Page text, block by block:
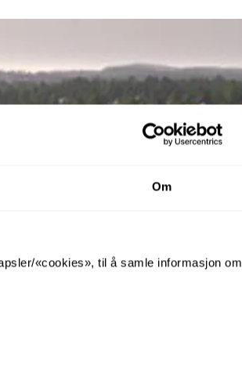
Om
«cookies», til å samle informasjon om